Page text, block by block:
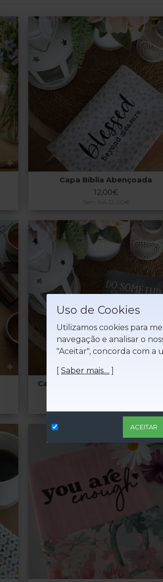
Uso de Cookies
Utilizamos cookies para
navegação e analisar o
"Aceitar", concorda com a
[ Saber mais.... ]
ACEITAR
Capa Bíblia Abençoada
12,00€
Sem IVA:12,00€
Capa Bíblia Criativo Todos os